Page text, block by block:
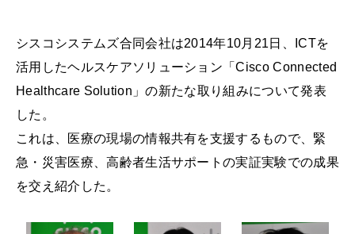
シスコシステムズ合同会社は2014年10月21日、ICTを
活用したヘルスケアソリューション「Cisco Connected
Healthcare Solution」の新たな取り組みについて発表
した。
これは、医療の現場の情報共有を支援するもので、緊
急・災害医療、高齢者生活サポートの実証実験での成果
を交え紹介した。